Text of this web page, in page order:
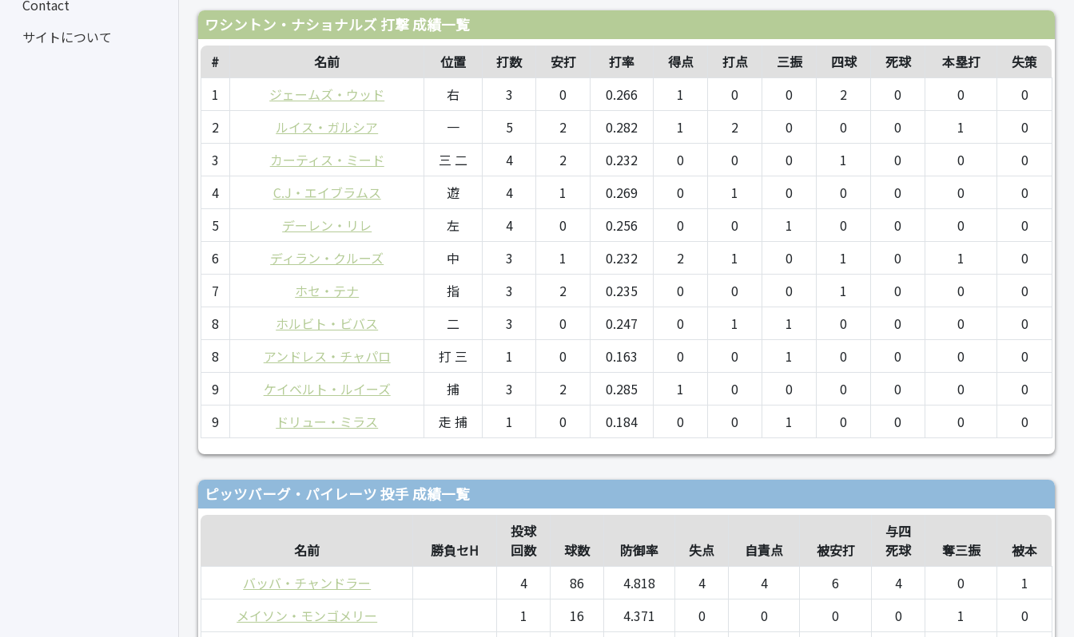
Contact
サイトについて
ワシントン・ナショナルズ 打撃 成績一覧
# 名前 位置 打数 安打 打率 得点 打点 三振 四球 死球 本塁打
失策
1
ジェームズ・ウッド 右 3 0 0.266 1 0 0 2 0 0
0
2
ルイス・ガルシア 一 5 2 0.282 1 2 0 0 0 1
0
3
カーティス・ミード 三 二 4 2 0.232 0 0 0 1 0 0
0
4
C.J・エイブラムス 遊 4 1 0.269 0 1 0 0 0 0
0
5
デーレン・リレ 左 4 0 0.256 0 0 1 0 0 0
0
6
ディラン・クルーズ 中 3 1 0.232 2 1 0 1 0 1
0
7
ホセ・テナ 指 3 2 0.235 0 0 0 1 0 0
0
8
ホルビト・ビバス 二 3 0 0.247 0 1 1 0 0 0
0
8
アンドレス・チャパロ 打 三 1 0 0.163 0 0 1 0 0 0
0
9
ケイベルト・ルイーズ 捕 3 2 0.285 1 0 0 0 0 0
0
9
ドリュー・ミラス 走 捕 1 0 0.184 0 0 1 0 0 0 0
ピッツバーグ・パイレーツ 投手 成績一覧
名前 勝負セH
投球
回数
球数 防御率 失点 自責点 被安打
与四
死球
奪三振
被本
バッバ・チャンドラー
4 86 4.818 4 4 6 4 0
1
メイソン・モンゴメリー
1 16 4.371 0 0 0 0 1
0